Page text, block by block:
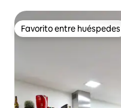
Favorito entre huéspedes
Favorito entre huéspedes